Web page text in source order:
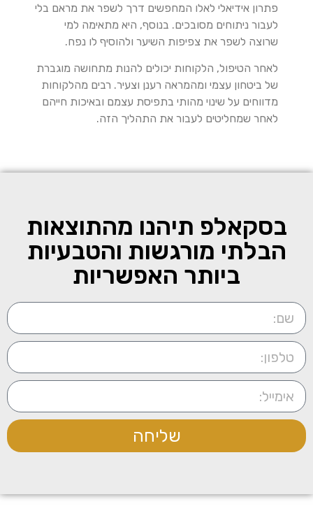
פתרון אידיאלי לאלו המחפשים דרך לשפר את מראם בלי
לעבור ניתוחים מסובכים. בנוסף, היא מתאימה למי
שרוצה לשפר את צפיפות השיער ולהוסיף לו נפח.
לאחר הטיפול, הלקוחות יכולים להנות מתחושה מוגברת
של ביטחון עצמי ומהמראה רענן וצעיר. רבים מהלקוחות
מדווחים על שינוי מהותי בתפיסת עצמם ובאיכות חייהם
לאחר שמחליטים לעבור את התהליך הזה.
בסקאלפ תיהנו מהתוצאות
הבלתי מורגשות והטבעיות
ביותר האפשריות
שליחה